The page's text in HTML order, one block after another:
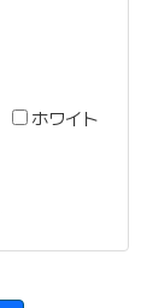
ホワイト